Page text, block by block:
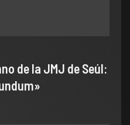
de la JMJ de Seúl: